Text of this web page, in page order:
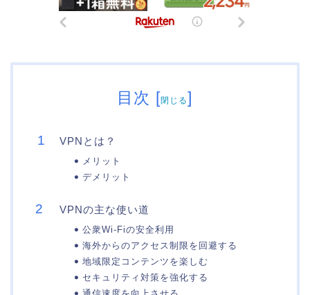
目次 [閉じる]
VPNとは？
メリット
デメリット
VPNの主な使い道
公衆Wi-Fiの安全利用
海外からのアクセス制限を回避する
地域限定コンテンツを楽しむ
セキュリティ対策を強化する